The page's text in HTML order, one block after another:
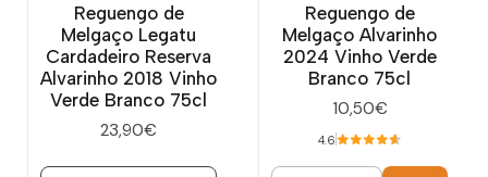
Reguengo de
Melgaço Legatu
Cardadeiro Reserva
Alvarinho 2018 Vinho
Verde Branco 75cl
23,90€
Reguengo de
Melgaço Alvarinho
2024 Vinho Verde
Branco 75cl
10,50€
4.6